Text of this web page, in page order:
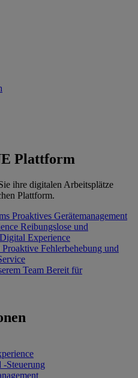
Plattform
ihre digitalen Arbeitsplätze
Plattform.
Proaktives Gerätemanagement
Reibungslose und
Experience
Proaktive Fehlerbehebung und
Team Bereit für
-Steuerung